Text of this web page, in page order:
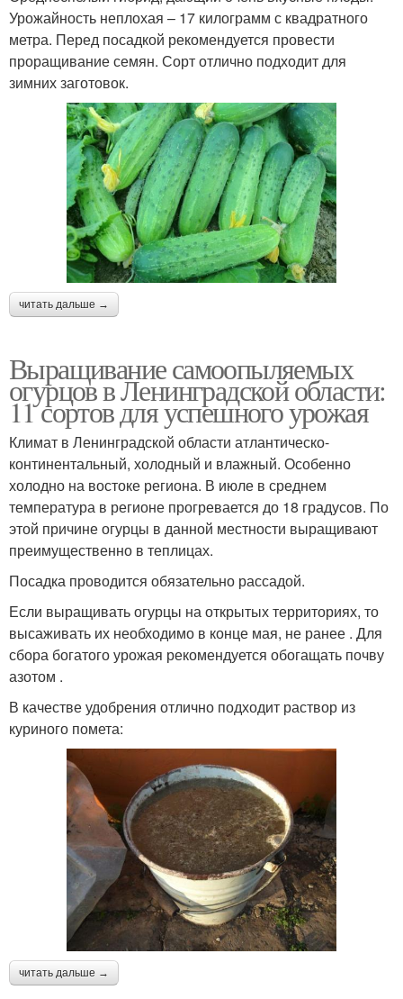
Урожайность неплохая – 17 килограмм с квадратного
метра. Перед посадкой рекомендуется провести
проращивание семян. Сорт отлично подходит для
зимних заготовок.
читать дальше →
Выращивание самоопыляемых
огурцов в Ленинградской области:
11 сортов для успешного урожая
Климат в Ленинградской области атлантическо-
континентальный, холодный и влажный. Особенно
холодно на востоке региона. В июле в среднем
температура в регионе прогревается до 18 градусов. По
этой причине огурцы в данной местности выращивают
преимущественно в теплицах.
Посадка проводится обязательно рассадой.
Если выращивать огурцы на открытых территориях, то
высаживать их необходимо в конце мая, не ранее . Для
сбора богатого урожая рекомендуется обогащать почву
азотом .
В качестве удобрения отлично подходит раствор из
куриного помета:
читать дальше →